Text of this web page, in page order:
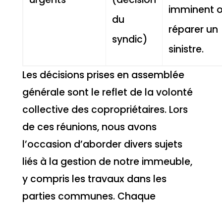
du
syndic)
imminent
réparer un
sinistre.
Les décisions prises en assemblée
générale sont le reflet de la volonté
collective des copropriétaires. Lors
de ces réunions, nous avons
l’occasion d’aborder divers sujets
liés à la gestion de notre immeuble,
y compris les travaux dans les
parties communes. Chaque